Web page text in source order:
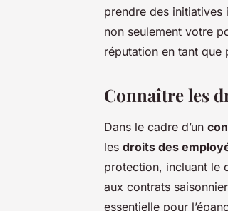
prendre des initiatives
non seulement votre
réputation en tant que
Connaître les
Dans le cadre d’un
les droits des
protection, incluant le
aux contrats
essentielle pour